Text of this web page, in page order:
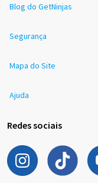
Blog do GetNinjas
Segurança
Mapa do Site
Ajuda
Redes sociais